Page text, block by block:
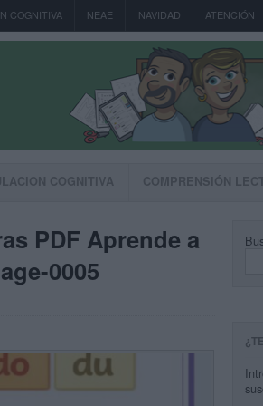
COGNITIVA NEAE NAVIDAD ATENCIÓN
COGNITIVA COMPRENSIÓN
PDF Aprende a
0005